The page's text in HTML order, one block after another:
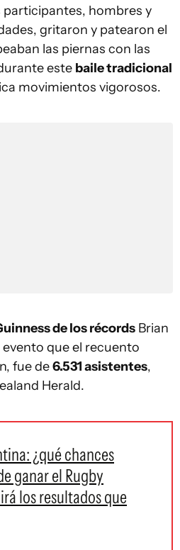
participantes, hombres y
gritaron y patearon el
las piernas con las
este baile tradicional
movimientos vigorosos.
de los récords Brian
que el recuento
fue de6.531 asistentes,
Herald.
¿qué chances
ganar el Rugby
los resultados que